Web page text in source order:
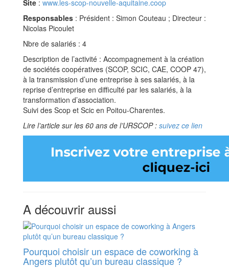
Site : www.les-scop-nouvelle-aquitaine.coop
Responsables : Président : Simon Couteau ; Directeur :
Nicolas Picoulet
Nbre de salariés : 4
Description de l’activité : Accompagnement à la création
de sociétés coopératives (SCOP, SCIC, CAE, COOP 47),
à la transmission d’une entreprise à ses salariés, à la
reprise d’entreprise en difficulté par les salariés, à la
transformation d’association.
Suivi des Scop et Scic en Poitou-Charentes.
Lire l’article sur les 60 ans de l’URSCOP : suivez ce lien
A découvrir aussi
Pourquoi choisir un espace de coworking à
Angers plutôt qu’un bureau classique ?